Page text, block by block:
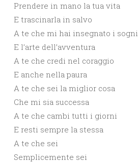
Prendere in mano la tua vita
E trascinarla in salvo
A te che mi hai insegnato i sogni
E l’arte dell’avventura
A te che credi nel coraggio
E anche nella paura
A te che sei la miglior cosa
Che mi sia successa
A te che cambi tutti i giorni
E resti sempre la stessa
A te che sei
Semplicemente sei